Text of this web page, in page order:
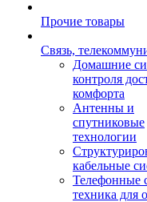
Прочие товары
Связь,
Домашние
контроля
комфорта
Антенны и
спутниковые
технологии
кабельные
Телефонные
техника для